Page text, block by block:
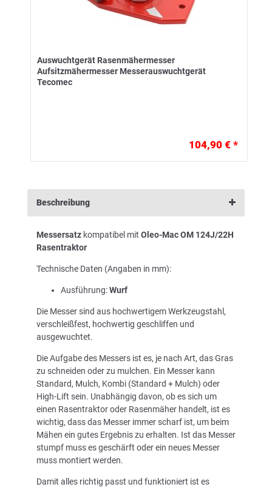
Auswuchtgerät Rasenmähermesser
Aufsitzmähermesser Messerauswuchtgerät
Tecomec
104,90 € *
Beschreibung
Messersatz kompatibel mit Oleo-Mac OM 124J/22H
Rasentraktor
Technische Daten (Angaben in mm):
Ausführung:Wurf
Die Messer sind aus hochwertigem Werkzeugstahl,
verschleißfest, hochwertig geschliffen und
ausgewuchtet.
Die Aufgabe des Messers ist es, je nach Art, das Gras
zu schneiden oder zu mulchen. Ein Messer kann
Standard, Mulch, Kombi (Standard + Mulch) oder
High-Lift sein. Unabhängig davon, ob es sich um
einen Rasentraktor oder Rasenmäher handelt, ist es
wichtig, dass das Messer immer scharf ist, um beim
Mähen ein gutes Ergebnis zu erhalten. Ist das Messer
stumpf muss es geschärft oder ein neues Messer
muss montiert werden.
Damit alles richtig passt und funktioniert ist es